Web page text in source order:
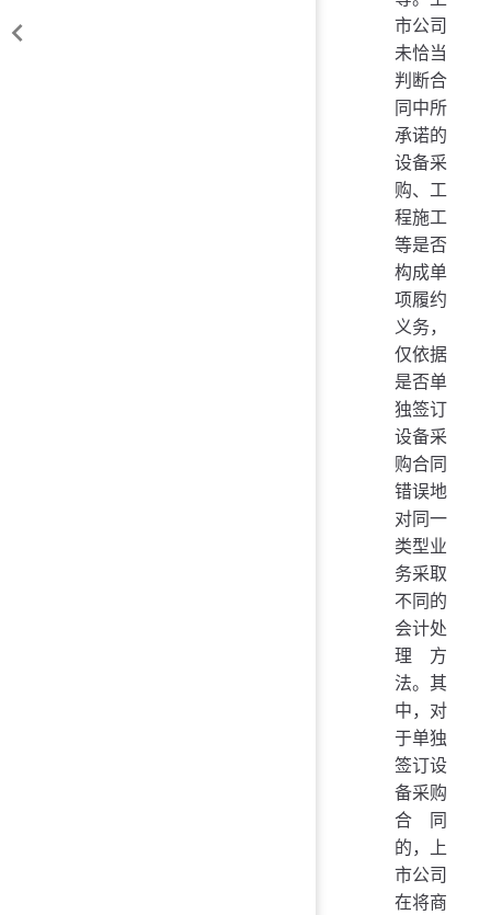
市公司
未恰当
判断合
同中所
承诺的
设备采
购、工
程施工
等是否
构成单
项履约
义务，
仅依据
是否单
独签订
设备采
购合同
错误地
对同一
类型业
务采取
不同的
会计处
理方
法。其
中，对
于单独
签订设
备采购
合同
的，上
市公司
在将商